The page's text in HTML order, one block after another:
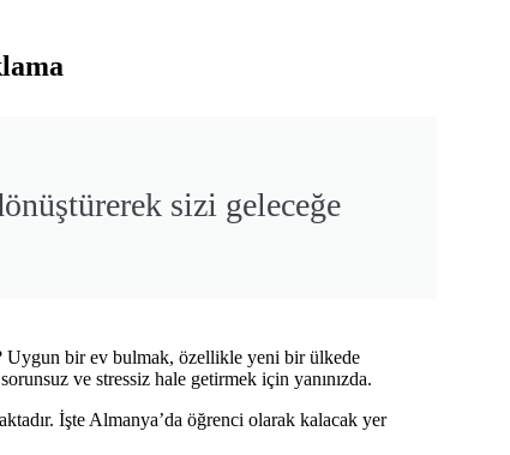
sizi geleceğe
Uygun bir ev bulmak, özellikle yeni bir ülkede
ve stressiz hale getirmek için yanınızda.
İşte Almanya’da öğrenci olarak kalacak yer